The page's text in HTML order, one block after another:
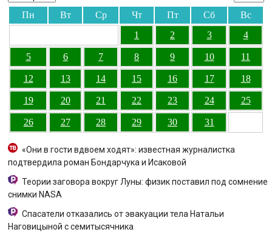
Пн Вт Ср Чт Пт Сб
Вс
1
2 3 4
5 6 7 8 9 10 11
12 13 14 15 16 17 18
19 20 21 22 23 24 25
26 27 28 29 30 31
«Они в гости вдвоем ходят»: известная журналистка
подтвердила роман Бондарчука и Исаковой
Теории заговора вокруг Луны: физик поставил под сомнение
снимки NASA
Спасатели отказались от эвакуации тела Натальи
Наговицыной с семитысячника